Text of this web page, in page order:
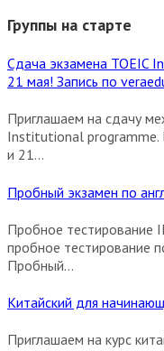
Группы на старте
Сдача экзамена TOEIC
21 мая! Запись по
Приглашаем на сдачу
Institutional programme.
и 21...
Пробный экзамен по
Пробное тестирование
пробное тестирование
Пробный...
Китайский для
Приглашаем на курс